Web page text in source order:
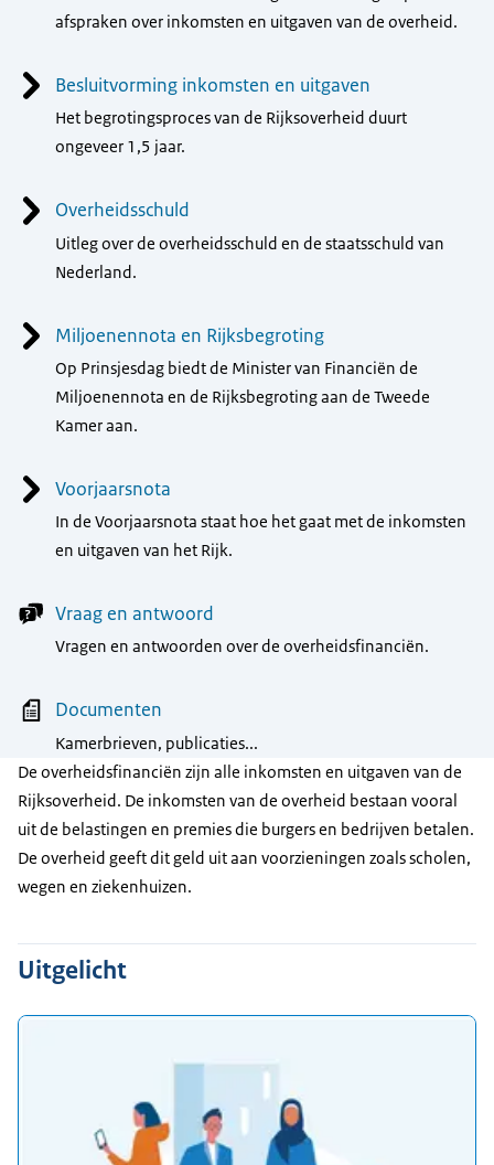
afspraken over inkomsten en uitgaven van de overheid.
Besluitvorming inkomsten en uitgaven
Het begrotingsproces van de Rijksoverheid duurt
ongeveer 1,5 jaar.
Overheidsschuld
Uitleg over de overheidsschuld en de staatsschuld van
Nederland.
Miljoenennota en Rijksbegroting
Op Prinsjesdag biedt de Minister van Financiën de
Miljoenennota en de Rijksbegroting aan de Tweede
Kamer aan.
Voorjaarsnota
In de Voorjaarsnota staat hoe het gaat met de inkomsten
en uitgaven van het Rijk.
Vraag en antwoord
Vragen en antwoorden over de overheidsfinanciën.
Documenten
Kamerbrieven, publicaties...
De overheidsfinanciën zijn alle inkomsten en uitgaven van de
Rijksoverheid. De inkomsten van de overheid bestaan vooral
uit de belastingen en premies die burgers en bedrijven betalen.
De overheid geeft dit geld uit aan voorzieningen zoals scholen,
wegen en ziekenhuizen.
Uitgelicht